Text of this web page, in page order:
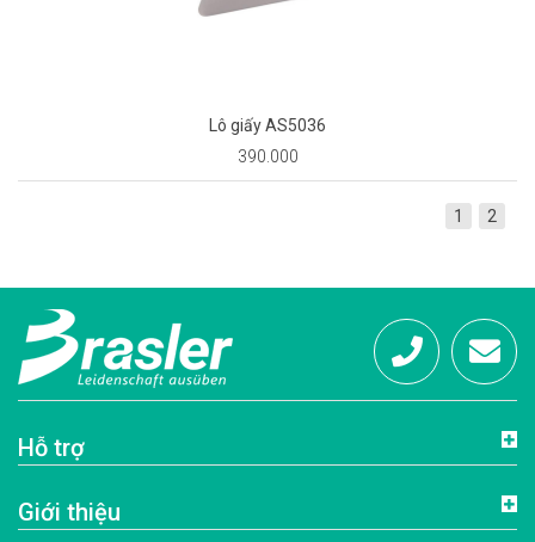
Lô giấy AS5036
390.000
1 2
Hỗ trợ
Giới thiệu